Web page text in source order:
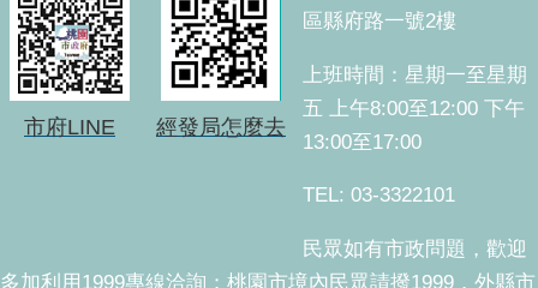
市府LINE 經發局怎麼去
區縣府路一號2樓
上班時間：星期一至星期
五 上午8:00至12:00 下午
13:00至17:00
TEL: 03-3322101
民眾如有市政問題，歡迎
多加利用1999專線洽詢；桃園市境內民眾請撥1999，外縣市